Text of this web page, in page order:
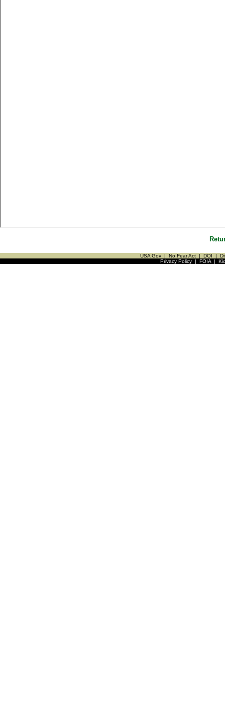
USA Gov | No Fear Act | DOI |
Privacy Policy| FOIA|